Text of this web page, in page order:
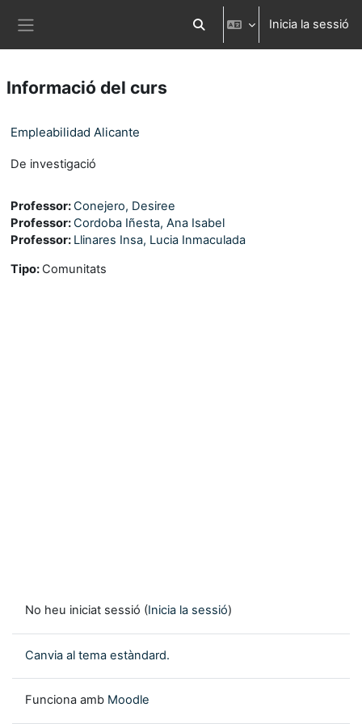
Commuta l'entrada de la cerca
Inicia la sessió
Informació del curs
Empleabilidad Alicante
De investigació
Professor:Conejero, Desiree
Professor:Cordoba Iñesta, Ana Isabel
Professor: Llinares Insa, Lucia Inmaculada
Tipo: Comunitats
No heu iniciat sessió (Inicia la sessió)
Canvia al tema estàndard.
Funciona amb Moodle